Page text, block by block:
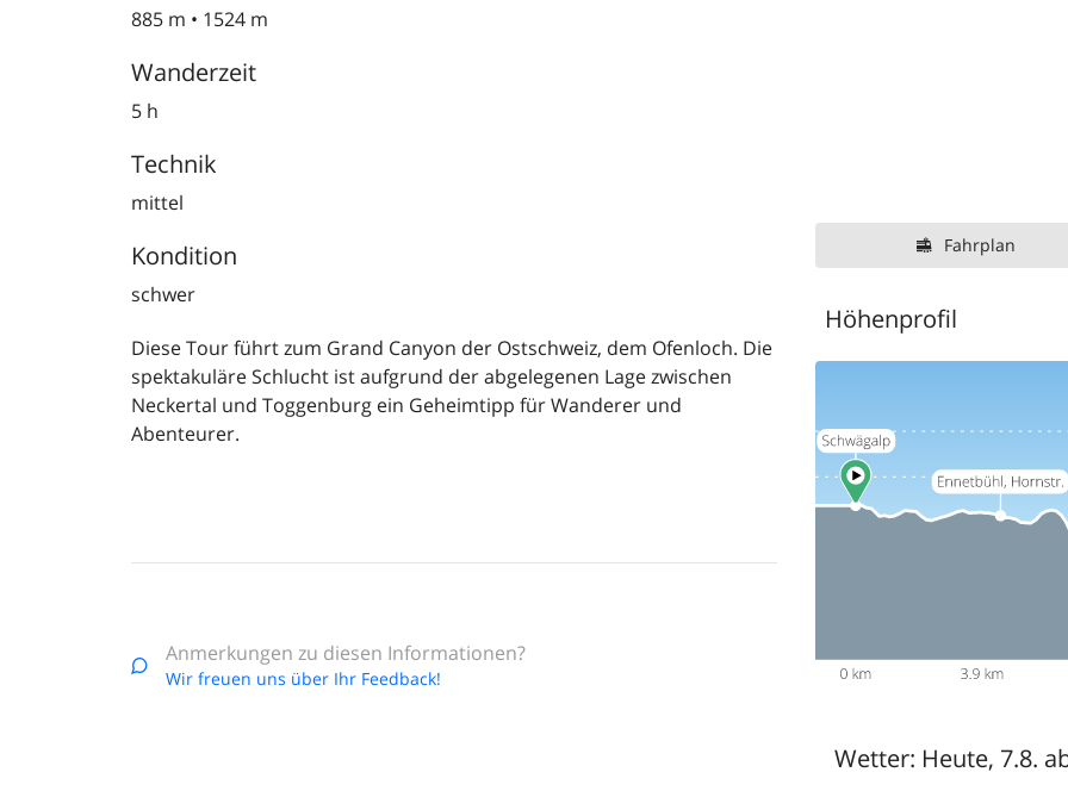
885 m • 1524 m
Wanderzeit
5 h
Technik
mittel
Kondition
schwer
Diese Tour führt zum Grand Canyon der Ostschweiz, dem Ofenloch. Die
spektakuläre Schlucht ist aufgrund der abgelegenen Lage zwischen
Neckertal und Toggenburg ein Geheimtipp für Wanderer und
Abenteurer.
Anmerkungen zu diesen Informationen?
Wir freuen uns über Ihr Feedback!
Fahrplan
Höhenprofil
Wetter: Heute, 7.8.